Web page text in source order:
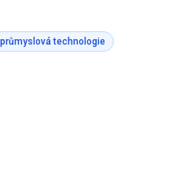
průmyslová technologie